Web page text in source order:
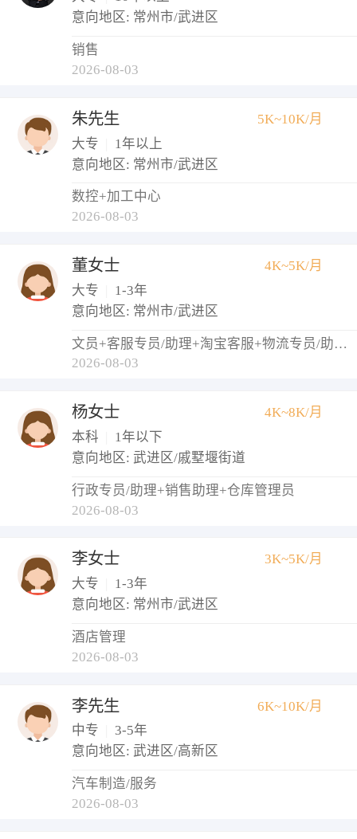
意向地区: 常州市/武进区
销售
2026-08-03
朱先生
5K~10K/月
大专
1年以上
意向地区: 常州市/武进区
数控+加工中心
2026-08-03
董女士
4K~5K/月
大专
1-3年
意向地区: 常州市/武进区
文员+客服专员/助理+淘宝客服+物流专员/助理+仓库管理员
2026-08-03
杨女士
4K~8K/月
本科
1年以下
意向地区: 武进区/戚墅堰街道
行政专员/助理+销售助理+仓库管理员
2026-08-03
李女士
3K~5K/月
大专
1-3年
意向地区: 常州市/武进区
酒店管理
2026-08-03
李先生
6K~10K/月
中专
3-5年
意向地区: 武进区/高新区
汽车制造/服务
2026-08-03